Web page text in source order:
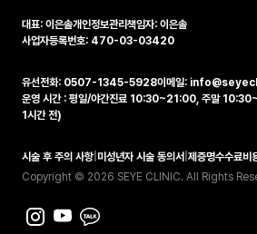
대표: 이은솔개인정보관리책임자: 이은솔
사업자등록번호: 470-03-03420
유선전화: 0507-1345-5928이메일:
운영 시간 : 평일/야간진료 10:30~21:00, 주말
1시간 전)
시술 후 주의 사항| 미성년자 시술 동의서 제증명수수료비
Copyright © 2026 SEYE CLINIC. All Rights